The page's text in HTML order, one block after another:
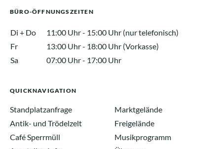
BÜRO-ÖFFNUNGSZEITEN
Di + Do
11:00 Uhr - 15:00 Uhr (nur telefonisch)
Fr
13:00 Uhr - 18:00 Uhr (Vorkasse)
Sa
07:00 Uhr - 17:00 Uhr
QUICKNAVIGATION
Standplatzanfrage
Marktgelände
Antik- und Trödelzelt
Freigelände
Café Sperrmüll
Musikprogramm